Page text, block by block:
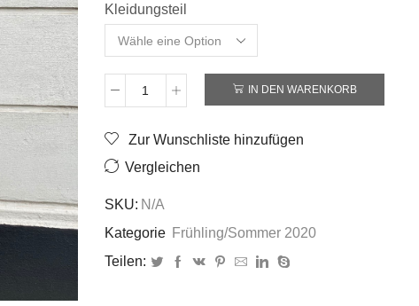
Kleidungsteil
Kombination009
IN DEN WARENKORB
Zur Wunschliste hinzufügen
Vergleichen
SKU: N/A
Kategorie Frühling/Sommer 2020
Teilen: